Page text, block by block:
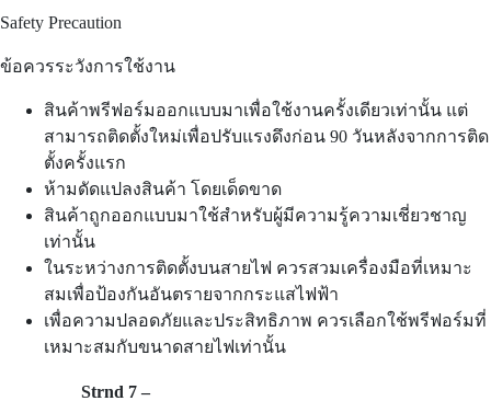
Safety Precaution
ข้อควรระวังการใช้งาน
สินค้าพรีฟอร์มออกแบบมาเพื่อใช้งานครั้งเดียวเท่านั้น แต่
สามารถติดตั้งใหม่เพื่อปรับแรงดึงก่อน 90 วันหลังจากการติด
ตั้งครั้งแรก
ห้ามดัดแปลงสินค้า โดยเด็ดขาด
สินค้าถูกออกแบบมาใช้สำหรับผู้มีความรู้ความเชี่ยวชาญ
เท่านั้น
ในระหว่างการติดตั้งบนสายไฟ ควรสวมเครื่องมือที่เหมาะ
สมเพื่อป้องกันอันตรายจากกระแสไฟฟ้า
เพื่อความปลอดภัยและประสิทธิภาพ ควรเลือกใช้พรีฟอร์มที่
เหมาะสมกับขนาดสายไฟเท่านั้น
Strnd 7 –